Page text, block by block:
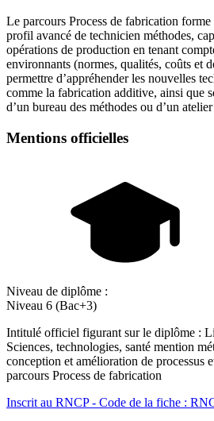
Le parcours Process de fabrication forme
profil avancé de technicien méthodes,
opérations de production en tenant
environnants (normes, qualités, coûts et
permettre d’appréhender les nouvelles
comme la fabrication additive, ainsi que
d’un bureau des méthodes ou d’un
Mentions officielles
Niveau de diplôme :
Niveau 6 (Bac+3)
Intitulé officiel figurant sur le diplôme :
Sciences, technologies, santé mention
conception et amélioration de processus
parcours Process de fabrication
Inscrit au RNCP - Code de la fiche :